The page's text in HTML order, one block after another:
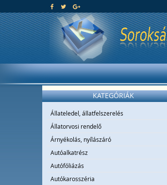
KATEGÓRIÁK
Állateledel, állatfelszerelés
Állatorvosi rendelő
Árnyékolás, nyílászáró
Autóalkatrész
Autófóliázás
Autókarosszéria